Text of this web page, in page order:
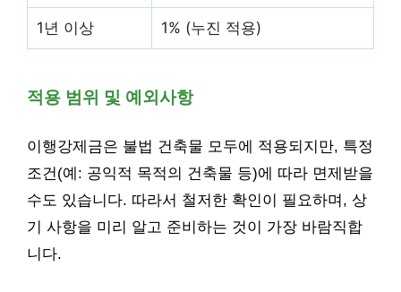
1년 이상 1% (누진 적용)
적용 범위 및 예외사항
이행강제금은 불법 건축물 모두에 적용되지만, 특정
조건(예: 공익적 목적의 건축물 등)에 따라 면제받을
수도 있습니다. 따라서 철저한 확인이 필요하며, 상
기 사항을 미리 알고 준비하는 것이 가장 바람직합
니다.